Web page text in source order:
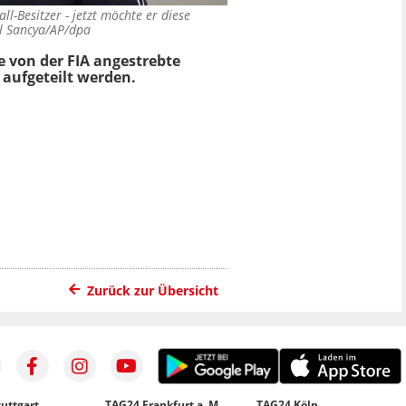
Besitzer - jetzt möchte er diese
Sancya/AP/dpa
der FIA angestrebte
werden.
Zurück zur Übersicht